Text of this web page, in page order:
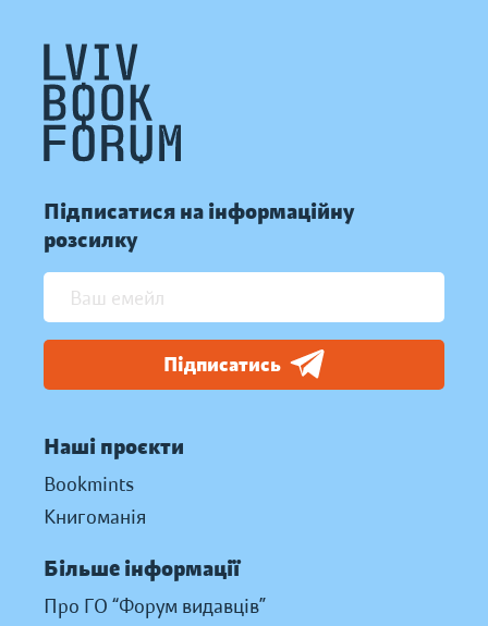
Підписатися на інформаційну
розсилку
Підписатись
Наші проєкти
Bookmints
Книгоманія
Більше інформації
Про ГО “Форум видавців”